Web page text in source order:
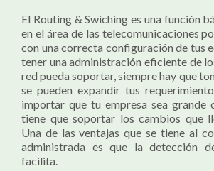
El Routing & Swiching es una función
en el área de las telecomunicaciones
con una correcta configuración de tus
tener una administración eficiente de
red pueda soportar, siempre hay que
se pueden expandir tus
importar que tu empresa sea grande
tiene que soportar los cambios que
Una de las ventajas que se tiene al
administrada es que la detección
facilita.